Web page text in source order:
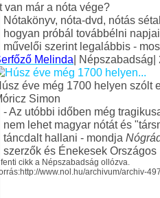
van már a nóta vége?
Nótakönyv, nóta-dvd, nótás
hogyan próbál továbbélni
művelői szerint legalábbis -
Melinda| Népszabadság|
fenti cikk a Népszabadság ollózva.
www.nol.hu/archivum/archiv-
éve még 1700 helyen szólt
Simon
- Az utóbbi időben még
nem lehet magyar nótát és
táncdalt hallani - mondja
szerzők és Énekesek